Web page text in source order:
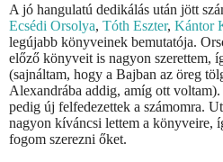
A jó hangulatú dedikálás után jött
Ecsédi Orsolya, Tóth Eszter, Kántor
legújabb könyveinek bemutatója.
előző könyveit is nagyon szerettem,
(sajnáltam, hogy a Bajban az öreg
Alexandrába addig, amíg ott
pedig új felfedezettek a számomra.
nagyon kíváncsi lettem a könyveire,
fogom szerezni őket.